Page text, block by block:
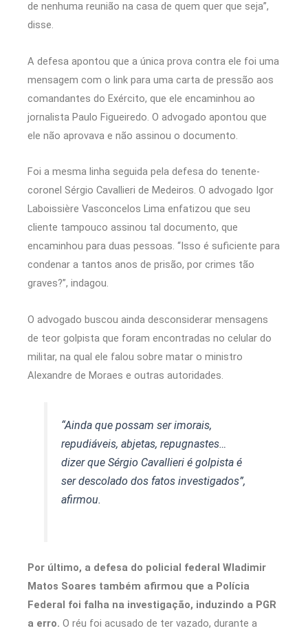
de nenhuma reunião na casa de quem quer que seja”,
disse.
A defesa apontou que a única prova contra ele foi uma
mensagem com o link para uma carta de pressão aos
comandantes do Exército, que ele encaminhou ao
jornalista Paulo Figueiredo. O advogado apontou que
ele não aprovava e não assinou o documento.
Foi a mesma linha seguida pela defesa do tenente-
coronel Sérgio Cavallieri de Medeiros. O advogado Igor
Laboissière Vasconcelos Lima enfatizou que seu
cliente tampouco assinou tal documento, que
encaminhou para duas pessoas. “Isso é suficiente para
condenar a tantos anos de prisão, por crimes tão
graves?”, indagou.
O advogado buscou ainda desconsiderar mensagens
de teor golpista que foram encontradas no celular do
militar, na qual ele falou sobre matar o ministro
Alexandre de Moraes e outras autoridades.
“Ainda que possam ser imorais,
repudiáveis, abjetas, repugnastes…
dizer que Sérgio Cavallieri é golpista é
ser descolado dos fatos investigados”,
afirmou.
Por último, a defesa do policial federal Wladimir
Matos Soares também afirmou que a Polícia
Federal foi falha na investigação, induzindo a PGR
a erro. O réu foi acusado de ter vazado, durante a